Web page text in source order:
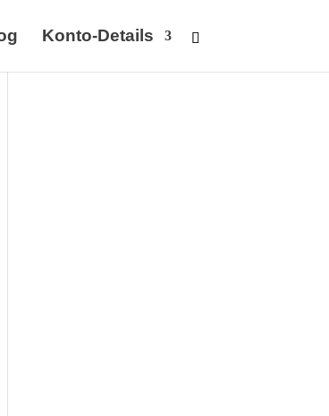
Konto-Details